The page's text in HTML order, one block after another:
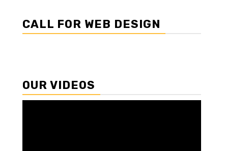
CALL FOR WEB DESIGN
OUR VIDEOS